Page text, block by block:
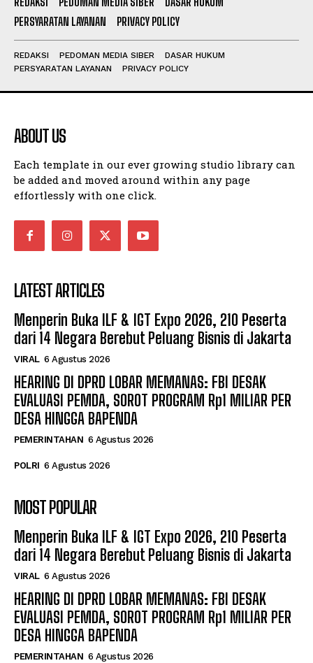
PERSYARATAN LAYANAN
PRIVACY POLICY
REDAKSI PEDOMAN MEDIA SIBER
DASAR HUKUM
PERSYARATAN LAYANAN
PRIVACY POLICY
ABOUT US
Each template in our ever growing studio library can
be added and moved around within any page
effortlessly with one click.
LATEST ARTICLES
Menperin Buka ILF & IGT Expo 2026, 210 Peserta
dari 14 Negara Berebut Peluang Bisnis di Jakarta
VIRAL 6 Agustus 2026
HEARING DI DPRD LOBAR MEMANAS: FBI DESAK
EVALUASI PEMDA, SOROT PROGRAM Rp1 MILIAR PER
DESA HINGGA BAPENDA
PEMERINTAHAN 6 Agustus 2026
POLRI 6 Agustus 2026
MOST POPULAR
Menperin Buka ILF & IGT Expo 2026, 210 Peserta
dari 14 Negara Berebut Peluang Bisnis di Jakarta
VIRAL 6 Agustus 2026
HEARING DI DPRD LOBAR MEMANAS: FBI DESAK
EVALUASI PEMDA, SOROT PROGRAM Rp1 MILIAR PER
DESA HINGGA BAPENDA
PEMERINTAHAN 6 Agustus 2026